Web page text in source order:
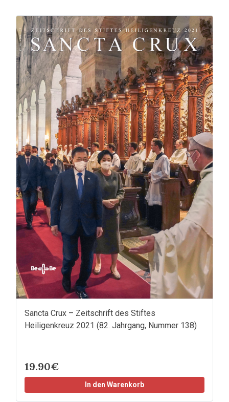
Sancta Crux – Zeitschrift des Stiftes
Heiligenkreuz 2021 (82. Jahrgang, Nummer 138)
19.90€
In den Warenkorb